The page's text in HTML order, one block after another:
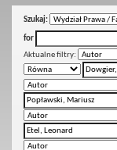
Szukaj:
for
Aktualne filtry: